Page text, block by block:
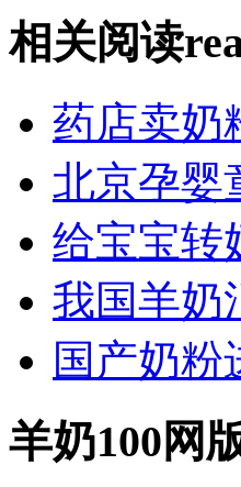
相关阅读
药店卖奶
北京孕婴
给宝宝转
我国羊奶
国产奶粉
羊奶100网